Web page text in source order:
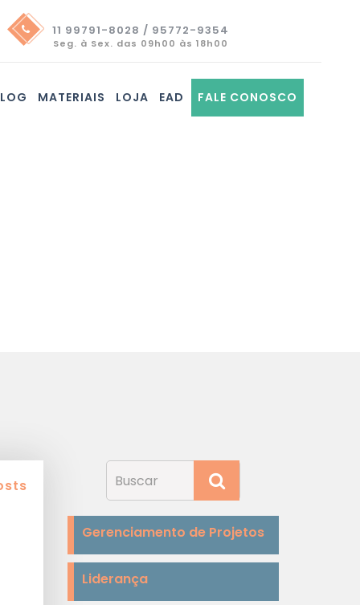
11 99791-8028 / 95772-9354
Seg. à Sex. das 09h00 às 18h00
MATERIAIS LOJA EAD FALE CONOSCO
Gerenciamento de Projetos
Liderança